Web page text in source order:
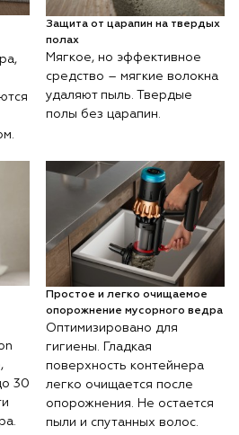
Защита от царапин на твердых
полах
Мягкое, но эффективное
средство – мягкие волокна
удаляют пыль. Твердые
полы без царапин.
30
Простое и легко очищаемое
опорожнение мусорного ведра
Оптимизировано для
гигиены. Гладкая
поверхность контейнера
легко очищается после
опорожнения. Не остается
пыли и спутанных волос.